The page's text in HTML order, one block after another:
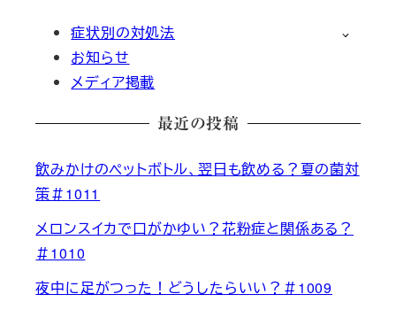
症状別の対処法
お知らせ
メディア掲載
最近の投稿
飲みかけのペットボトル、翌日も飲める？夏の菌対
策＃1011
メロンスイカで口がかゆい？花粉症と関係ある？
＃1010
夜中に足がつった！どうしたらいい？＃1009